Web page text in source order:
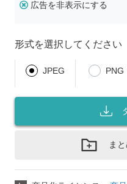
広告を非表示にする
形式を選択してください
JPEG PNG
ま